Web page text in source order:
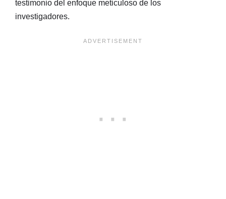
testimonio del enfoque meticuloso de los
investigadores.